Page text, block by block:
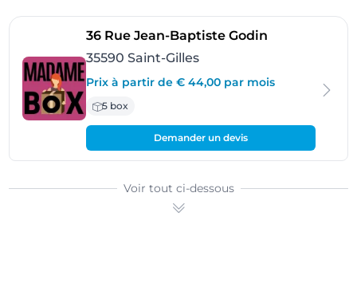
36 Rue Jean-Baptiste Godin
35590 Saint-Gilles
Prix à partir de € 44,00 par mois
5 box
Demander un devis
Voir tout ci-dessous